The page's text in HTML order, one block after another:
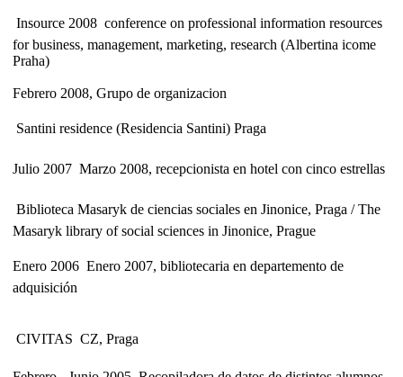
 Insource 2008  conference on professional information resources
for business, management, marketing, research (Albertina icome
Praha)
Febrero 2008, Grupo de organizacion
 Santini residence (Residencia Santini) Praga
Julio 2007  Marzo 2008, recepcionista en hotel con cinco estrellas
 Biblioteca Masaryk de ciencias sociales en Jinonice, Praga / The
Masaryk library of social sciences in Jinonice, Prague
Enero 2006  Enero 2007, bibliotecaria en departemento de
adquisición
 CIVITAS  CZ, Praga